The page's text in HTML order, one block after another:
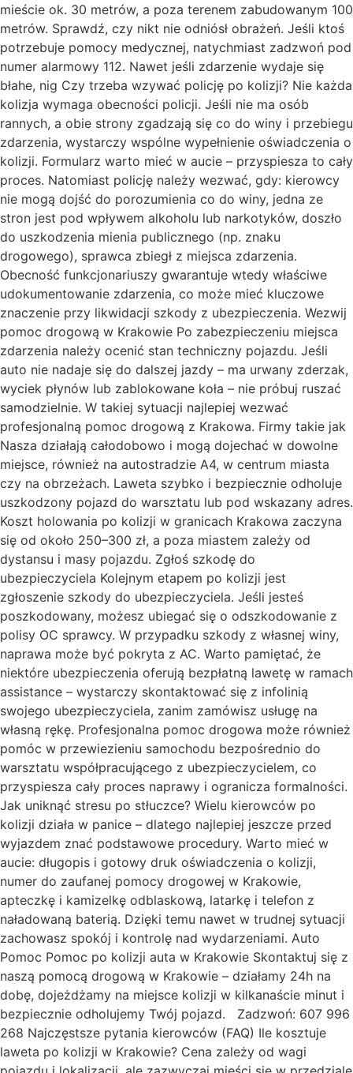
mieście ok. 30 metrów, a poza terenem zabudowanym 100
metrów. Sprawdź, czy nikt nie odniósł obrażeń. Jeśli ktoś
potrzebuje pomocy medycznej, natychmiast zadzwoń pod
numer alarmowy 112. Nawet jeśli zdarzenie wydaje się
błahe, nig Czy trzeba wzywać policję po kolizji? Nie każda
kolizja wymaga obecności policji. Jeśli nie ma osób
rannych, a obie strony zgadzają się co do winy i przebiegu
zdarzenia, wystarczy wspólne wypełnienie oświadczenia o
kolizji. Formularz warto mieć w aucie – przyspiesza to cały
proces. Natomiast policję należy wezwać, gdy: kierowcy
nie mogą dojść do porozumienia co do winy, jedna ze
stron jest pod wpływem alkoholu lub narkotyków, doszło
do uszkodzenia mienia publicznego (np. znaku
drogowego), sprawca zbiegł z miejsca zdarzenia.
Obecność funkcjonariuszy gwarantuje wtedy właściwe
udokumentowanie zdarzenia, co może mieć kluczowe
znaczenie przy likwidacji szkody z ubezpieczenia. Wezwij
pomoc drogową w Krakowie Po zabezpieczeniu miejsca
zdarzenia należy ocenić stan techniczny pojazdu. Jeśli
auto nie nadaje się do dalszej jazdy – ma urwany zderzak,
wyciek płynów lub zablokowane koła – nie próbuj ruszać
samodzielnie. W takiej sytuacji najlepiej wezwać
profesjonalną pomoc drogową z Krakowa. Firmy takie jak
Nasza działają całodobowo i mogą dojechać w dowolne
miejsce, również na autostradzie A4, w centrum miasta
czy na obrzeżach. Laweta szybko i bezpiecznie odholuje
uszkodzony pojazd do warsztatu lub pod wskazany adres.
Koszt holowania po kolizji w granicach Krakowa zaczyna
się od około 250–300 zł, a poza miastem zależy od
dystansu i masy pojazdu. Zgłoś szkodę do
ubezpieczyciela Kolejnym etapem po kolizji jest
zgłoszenie szkody do ubezpieczyciela. Jeśli jesteś
poszkodowany, możesz ubiegać się o odszkodowanie z
polisy OC sprawcy. W przypadku szkody z własnej winy,
naprawa może być pokryta z AC. Warto pamiętać, że
niektóre ubezpieczenia oferują bezpłatną lawetę w ramach
assistance – wystarczy skontaktować się z infolinią
swojego ubezpieczyciela, zanim zamówisz usługę na
własną rękę. Profesjonalna pomoc drogowa może również
pomóc w przewiezieniu samochodu bezpośrednio do
warsztatu współpracującego z ubezpieczycielem, co
przyspiesza cały proces naprawy i ogranicza formalności.
Jak uniknąć stresu po stłuczce? Wielu kierowców po
kolizji działa w panice – dlatego najlepiej jeszcze przed
wyjazdem znać podstawowe procedury. Warto mieć w
aucie: długopis i gotowy druk oświadczenia o kolizji,
numer do zaufanej pomocy drogowej w Krakowie,
apteczkę i kamizelkę odblaskową, latarkę i telefon z
naładowaną baterią. Dzięki temu nawet w trudnej sytuacji
zachowasz spokój i kontrolę nad wydarzeniami. Auto
Pomoc Pomoc po kolizji auta w Krakowie Skontaktuj się z
naszą pomocą drogową w Krakowie – działamy 24h na
dobę, dojeżdżamy na miejsce kolizji w kilkanaście minut i
bezpiecznie odholujemy Twój pojazd. Zadzwoń: 607 996
268 Najczęstsze pytania kierowców (FAQ) Ile kosztuje
laweta po kolizji w Krakowie? Cena zależy od wagi